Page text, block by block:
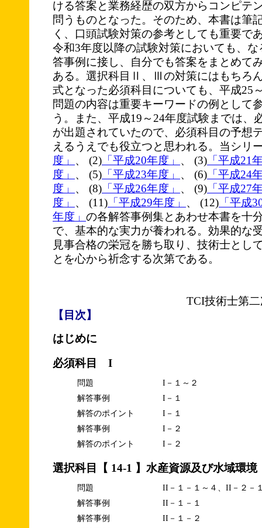
ける答案と業務経歴の双方からコンピテ
問うものとなった。そのため、本書は筆
く、口頭試験対策の参考としても重要で
令和3年度以降の試験対策においても、
答事例に接し、自分でも答案をまとめて
ある。選択科目Ⅱ、Ⅲの対策にはもちろ
式となった必須科目についても、平成25
問題の内容は重要キーワードの例として
う。また、平成19～24年度試験までは、
が出題されていたので、必須科目の予想
えるうえでも役立つと思われる。当シリ
度」 、 (2) 「平成20年度」 、 (3) 「平成21
度」 、 (5) 「平成23年度」 、 (6) 「平成24
度」 、 (8) 「平成26年度」 、 (9) 「平成27
度」 、 (11) 「平成29年度」 、 (12) 「平成
年度」 の各解答事例集とあわせ本書を十
で、基本的な実力が養われる。効果的な
見事合格の栄冠を勝ち取り、技術士とし
とを心から祈念する次第である。
TCI技術士第
【目次】
はじめに
必須科目 I
問題
I－１～２
解答事例
I－１
解答のポイント
I－１
解答事例
I－２
解答のポイント
I－２
選択科目【 14-1 】水産資源及び水域環境
問題
II－１－１～４、II－２－
解答事例
II－１－１
解答事例
II－１－２